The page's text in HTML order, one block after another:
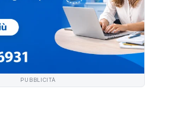
PUBBLICITÀ